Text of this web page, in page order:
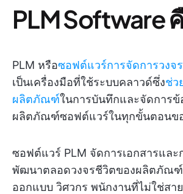
PLM Software
PLM หรือซอฟต์แวร์การจัดการวงจ
เป็นเครื่องมือที่ใช้ระบบคลาวด์ซึ่งช่ว
ผลิตภัณฑ์ในการบันทึกและจัดการข้
ผลิตภัณฑ์ซอฟต์แวร์ในทุกขั้นตอนข
ซอฟต์แวร์ PLM จัดการเอกสารและ
พัฒนาตลอดวงจรชีวิตของผลิตภัณฑ์
ออกแบบ วิศวกร พนักงานที่ไม่ใช่สา